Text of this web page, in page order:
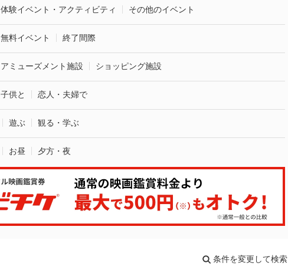
体験イベント・アクティビティ その他のイベント
無料イベント 終了間際
アミューズメント施設 ショッピング施設
子供と 恋人・夫婦で
遊ぶ 観る・学ぶ
お昼 夕方・夜
条件を変更して検索